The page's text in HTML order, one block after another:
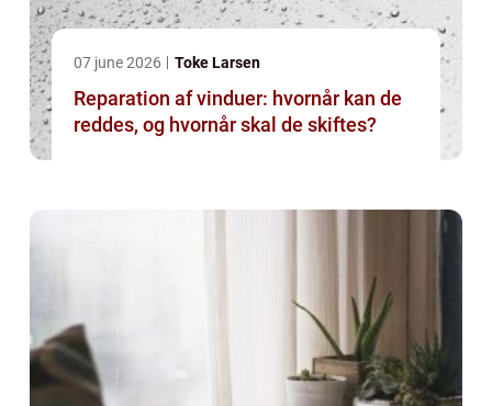
07 june 2026 Toke Larsen
Reparation af vinduer: hvornår kan de
reddes, og hvornår skal de skiftes?